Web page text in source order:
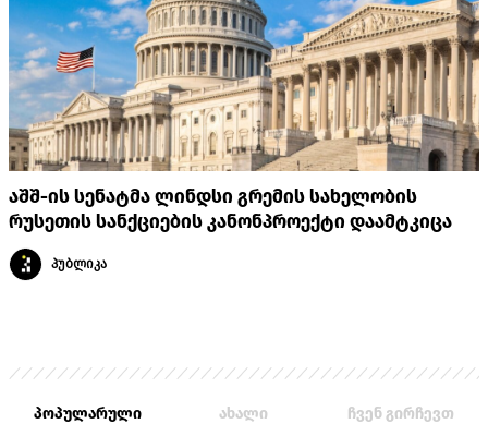
აშშ-ის სენატმა ლინდსი გრემის სახელობის
რუსეთის სანქციების კანონპროექტი დაამტკიცა
პუბლიკა
პოპულარული ახალი ჩვენ გირჩევთ